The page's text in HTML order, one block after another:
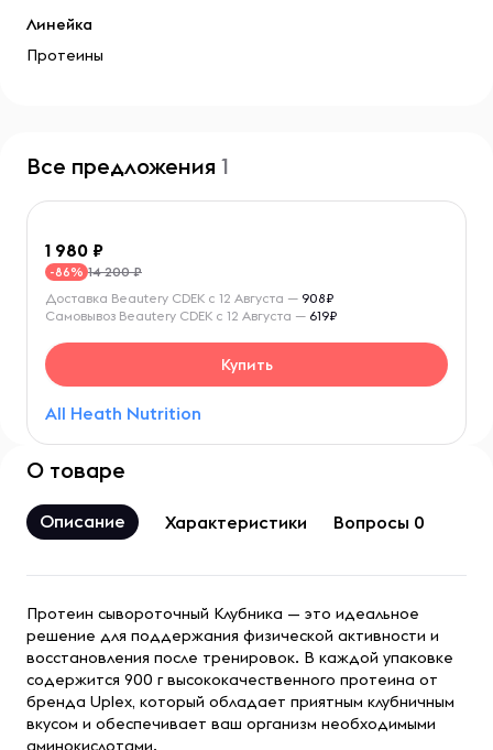
Линейка
Протеины
Все предложения 1
1 980
-86% 14 200 ₽
All Heath Nutrition
Доставка Beautery CDEK с 12 Августа — 908₽
Самовывоз Beautery CDEK с 12 Августа — 619₽
Купить
О товаре
Описание Характеристики Вопросы 0
Протеин сывороточный Клубника — это идеальное
решение для поддержания физической активности и
восстановления после тренировок. В каждой упаковке
содержится 900 г высококачественного протеина от
бренда Uplex, который обладает приятным клубничным
вкусом и обеспечивает ваш организм необходимыми
аминокислотами.